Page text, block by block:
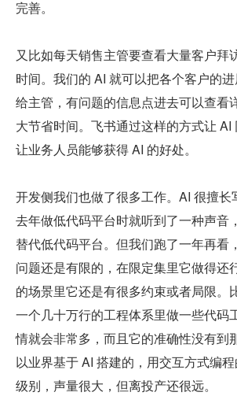
完善。
又比如每天销售主管要查看大量客户拜
时间。我们的 AI 就可以把各个客户的
给主管，有问题的信息点进去可以查看
大节省时间。飞书通过这样的方式让 AI
让业务人员能够获得 AI 的好处。
开发侧我们也做了很多工作。AI 很擅长
去年做低代码平台时就听到了一种声音
替代低代码平台。但我们跑了一年再看
问题还是有限的，在限定集里它做得还
的场景里它还是有很多约束或者局限。
一个几十万行的工程体系里做一些代码
情就会非常多，而且它的准确性没有到
以业界基于 AI 搭建的，用交互方式编
级别，声量很大，但离投产还很远。